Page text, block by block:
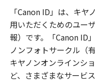
「Canon ID」は、キ
用いただくためのユー
報）です。「Canon ID
ノンフォトサークル（
キヤノンオンラインシ
ど、さまざまなサービ